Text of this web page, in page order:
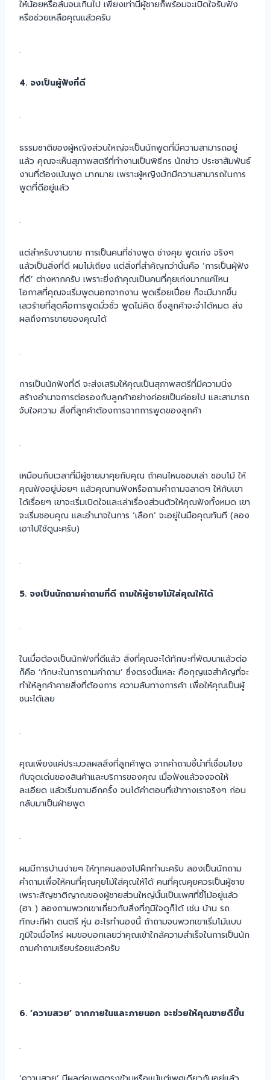
ให้น้อยหรือล้นจนเกินไป เพียงเท่านี้ผู้ชายก็พร้อมจะเปิดใจรับฟัง
หรือช่วยเหลือคุณแล้วครับ
.
4. จงเป็นผู้ฟังที่ดี
.
ธรรมชาติของผู้หญิงส่วนใหญ่จะเป็นนักพูดที่มีความสามารถอยู่
แล้ว คุณจะเห็นสุภาพสตรีที่ทำงานเป็นพิธีกร นักข่าว ประชาสัมพันธ์
งานที่ต้องเน้นพูด มากมาย เพราะผู้หญิงมักมีความสามารถในการ
พูดที่ดีอยู่แล้ว
.
แต่สำหรับงานขาย การเป็นคนที่ช่างพูด ช่างคุย พูดเก่ง จริงๆ
แล้วเป็นสิ่งที่ดี ผมไม่เถียง แต่สิ่งที่สำคัญกว่านั้นคือ ‘การเป็นผุ้ฟัง
ที่ดี’ ต่างหากครับ เพราะยิ่งถ้าคุณเป็นคนที่คุยเก่งมากแค่ไหน
โอกาสที่คุณจะเริ่มพูดนอกจากงาน พูดเรื่อยเปื่อย ก็จะมีมากขึ้น
เลวร้ายที่สุดคือการพูดมั่วซั่ว พูดไม่คิด ซึ่งลูกค้าจะจำได้หมด ส่ง
ผลถึงการขายของคุณได้
.
การเป็นนักฟังที่ดี จะส่งเสริมให้คุณเป็นสุภาพสตรีที่มีความนิ่ง
สร้างอำนาจการต่อรองกับลูกค้าอย่างค่อยเป็นค่อยไป และสามารถ
จับใจความ สิ่งที่ลูกค้าต้องการจากการพูดของลูกค้า
.
เหมือนกับเวลาที่มีผู้ชายมาคุยกับคุณ ถ้าคนไหนชอบเล่า ชอบโม้ ให้
คุณฟังอยู่บ่อยๆ แล้วคุณทนฟังหรือถามคำถามฉลาดๆ ให้กับเขา
ได้เรื่อยๆ เขาจะเริ่มเปิดใจและเล่าเรื่องส่วนตัวให้คุณฟังทั้งหมด เขา
จะเริ่มชอบคุณ และอำนาจในการ ‘เลือก’ จะอยู่ในมือคุณทันที (ลอง
เอาไปใช้ดูนะครับ)
.
5. จงเป็นนักถามคำถามที่ดี ถามให้ผู้ชายโม้ใส่คุณให้ได้
.
ในเมื่อต้องเป็นนักฟังที่ดีแล้ว สิ่งที่คุณจะได้ทักษะที่พัฒนาแล้วต่อ
ก็คือ ‘ทักษะในการถามคำถาม’ ซึ่งตรงนี้แหละ คือกุญแจสำคัญที่จะ
ทำให้ลูกค้าคายสิ่งที่ต้องการ ความลับทางการค้า เพื่อให้คุณเป็นผู้
ชนะได้เลย
.
คุณเพียงแค่ประมวลผลสิ่งที่ลูกค้าพูด จากคำถามชี้นำที่เชื่อมโยง
กับจุดเด่นของสินค้าและบริการของคุณ เมื่อฟังแล้วจงจดให้
ละเอียด แล้วเริ่มถามอีกครั้ง จนได้คำตอบที่เข้าทางเราจริงๆ ก่อน
กลับมาเป็นฝ่ายพูด
.
ผมมีการบ้านง่ายๆ ให้ทุกคนลองไปฝึกทำนะครับ ลองเป็นนักถาม
คำถามเพื่อให้คนที่คุณคุยโม้ใส่คุณให้ได้ คนที่คุณคุยควรเป็นผู้ชาย
เพราะสัญชาติญาณของผู้ชายส่วนใหญ่นั้นเป็นเพศที่ขี้โม้อยู่แล้ว
(ฮา..) ลองถามพวกเขาเกี่ยวกับสิ่งที่ภูมิใจดูก็ได้ เช่น บ้าน รถ
ทักษะกีฬา ดนตรี หุ่น อะไรทำนองนี้ ถ้าถามจนพวกเขาเริ่มโม้แบบ
ภูมิใจเมื่อไหร่ ผมขอบอกเลยว่าคุณเข้าใกล้ความสำเร็จในการเป็นนัก
ถามคำถามเรียบร้อยแล้วครับ
.
6. ‘ความสวย’ จากภายในและภายนอก จะช่วยให้คุณขายดีขึ้น
.